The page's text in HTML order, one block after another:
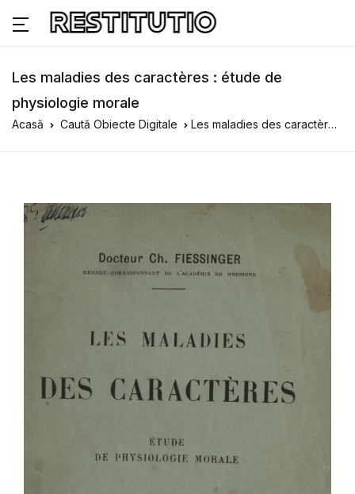
Les maladies des caractères : étude de
physiologie morale
Acasă Caută Obiecte Digitale Les maladies des caractères : étude de physiologie morale